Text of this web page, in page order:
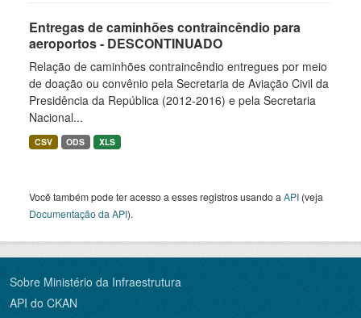
Entregas de caminhões contraincêndio para
aeroportos - DESCONTINUADO
Relação de caminhões contraincêndio entregues por meio
de doação ou convênio pela Secretaria de Aviação Civil da
Presidência da República (2012-2016) e pela Secretaria
Nacional...
CSV ODS XLS
Você também pode ter acesso a esses registros usando a API (veja
Documentação da API).
Sobre Ministério da Infraestrutura
API do CKAN